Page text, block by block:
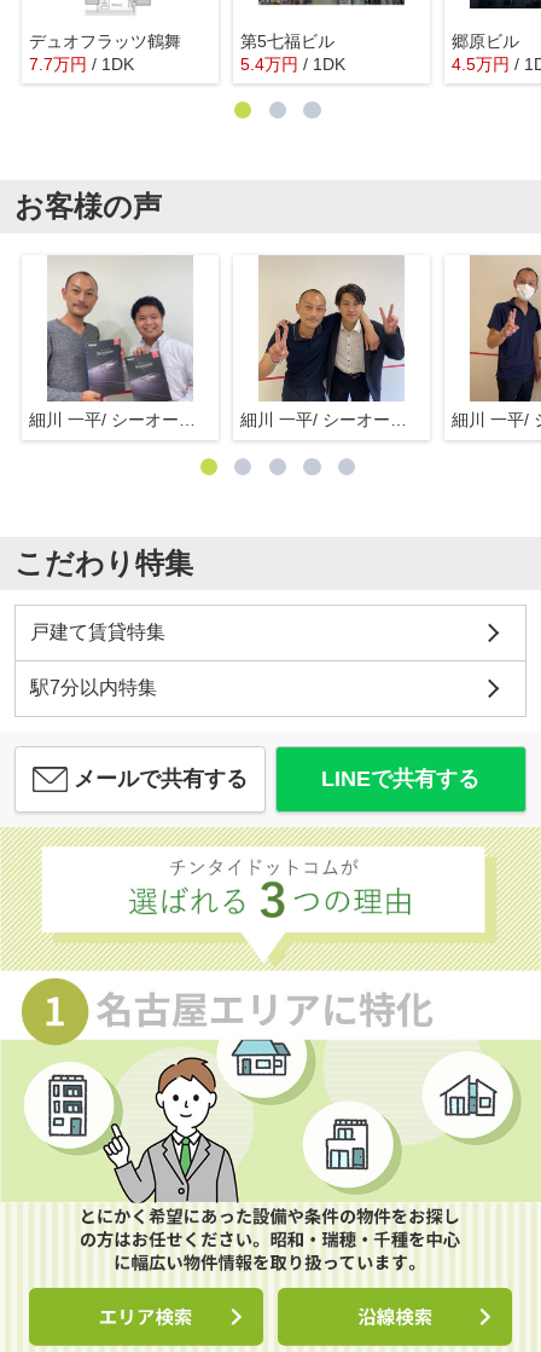
デュオフラッツ鶴舞
7.7万円 / 1DK
第5七福ビル
5.4万円 / 1DK
郷原ビル
4.5万円 /
お客様の声
こだわり特集
戸建て賃貸特集
駅7分以内特集
メールで共有する LINEで共有する